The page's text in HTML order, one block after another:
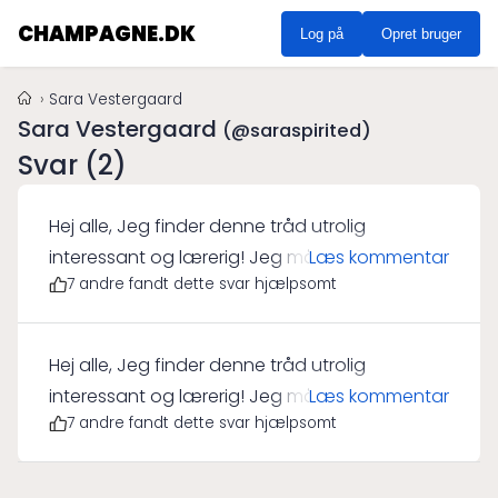
CHAMPAGNE.DK Log på Opret bruger
Sara Vestergaard
Sara Vestergaard (@saraspirited)
Svar (2)
Hej alle, Jeg finder denne tråd utrolig
interessant og lærerig! Jeg må indrømme, at
jeg altid har haft en forkærlighed for
champagne, men efter at have læst jeres
indlæg kan jeg se, at der er flere
mousserende vine jeg bør udforske. Min kone
og jeg hygger os ofte med et glas
Læs kommentar
7 andre fandt dette svar hjælpsomt
Hej alle, Jeg finder denne tråd utrolig
interessant og lærerig! Jeg må indrømme, at
jeg altid har haft en forkærlighed for
champagne, men efter at have læst jeres
Læs kommentar
7 andre fandt dette svar hjælpsomt